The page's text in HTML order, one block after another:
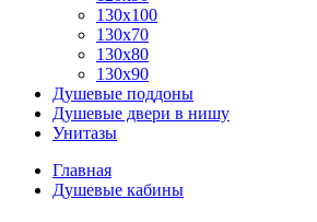
130x100
130x70
130x80
130x90
Душевые поддоны
Душевые двери в нишу
Унитазы
Главная
Душевые кабины